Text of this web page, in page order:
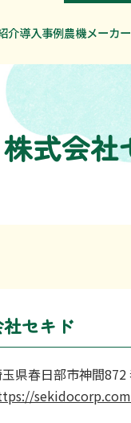
介導入事例農機メーカ
介導入事例農機メーカ
株式会社
セキド
玉県春日部市神間